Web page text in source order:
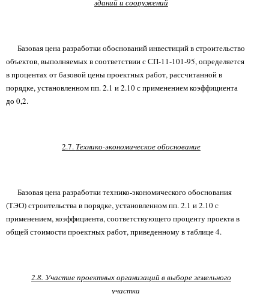
зданий и сооружений
Базовая цена разработки обоснований инвестиций в строительство
объектов, выполняемых в соответствии с СП-11-101-95, определяется
в процентах от базовой цены проектных работ, рассчитанной в
порядке, установленном пп. 2.1 и 2.10 с применением коэффициента
до 0,2.
2.7. Технико-экономическое обоснование
Базовая цена разработки технико-экономического обоснования
(ТЭО) строительства в порядке, установленном пп. 2.1 и 2.10 с
применением, коэффициента, соответствующего проценту проекта в
общей стоимости проектных работ, приведенному в таблице 4.
2.8. Участие проектных организаций в выборе земельного
участка